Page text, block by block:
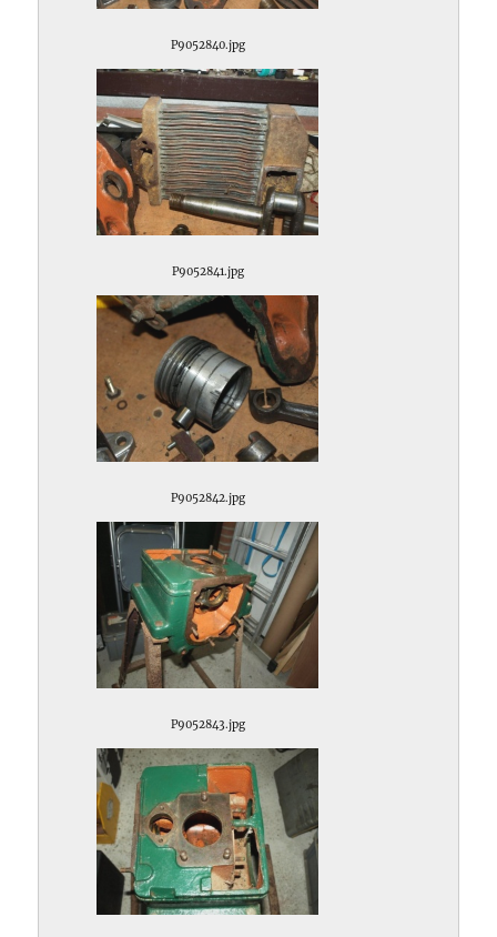
P9052840.jpg
P9052841.jpg
P9052842.jpg
P9052843.jpg